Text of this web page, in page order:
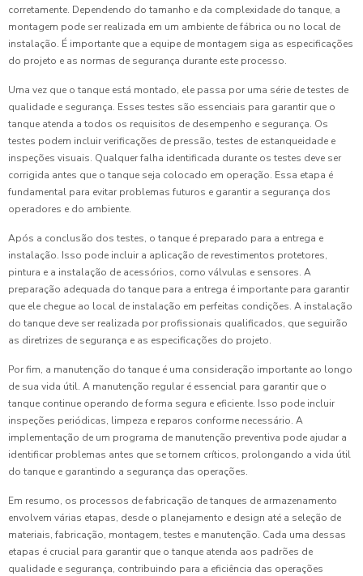
corretamente. Dependendo do tamanho e da complexidade do tanque, a
montagem pode ser realizada em um ambiente de fábrica ou no local de
instalação. É importante que a equipe de montagem siga as especificações
do projeto e as normas de segurança durante este processo.
Uma vez que o tanque está montado, ele passa por uma série de testes de
qualidade e segurança. Esses testes são essenciais para garantir que o
tanque atenda a todos os requisitos de desempenho e segurança. Os
testes podem incluir verificações de pressão, testes de estanqueidade e
inspeções visuais. Qualquer falha identificada durante os testes deve ser
corrigida antes que o tanque seja colocado em operação. Essa etapa é
fundamental para evitar problemas futuros e garantir a segurança dos
operadores e do ambiente.
Após a conclusão dos testes, o tanque é preparado para a entrega e
instalação. Isso pode incluir a aplicação de revestimentos protetores,
pintura e a instalação de acessórios, como válvulas e sensores. A
preparação adequada do tanque para a entrega é importante para garantir
que ele chegue ao local de instalação em perfeitas condições. A instalação
do tanque deve ser realizada por profissionais qualificados, que seguirão
as diretrizes de segurança e as especificações do projeto.
Por fim, a manutenção do tanque é uma consideração importante ao longo
de sua vida útil. A manutenção regular é essencial para garantir que o
tanque continue operando de forma segura e eficiente. Isso pode incluir
inspeções periódicas, limpeza e reparos conforme necessário. A
implementação de um programa de manutenção preventiva pode ajudar a
identificar problemas antes que se tornem críticos, prolongando a vida útil
do tanque e garantindo a segurança das operações.
Em resumo, os processos de fabricação de tanques de armazenamento
envolvem várias etapas, desde o planejamento e design até a seleção de
materiais, fabricação, montagem, testes e manutenção. Cada uma dessas
etapas é crucial para garantir que o tanque atenda aos padrões de
qualidade e segurança, contribuindo para a eficiência das operações